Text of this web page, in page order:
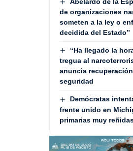
de organizaciones
someten a la ley o
decidida del Estado”
“Ha llegado la
tregua al
anuncia
seguridad
Demócratas
frente unido en
primarias muy